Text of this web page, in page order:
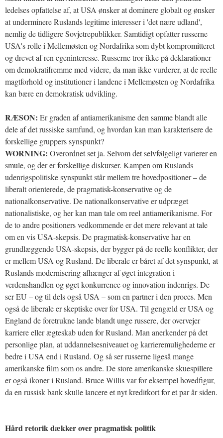
ledelses opfattelse af, at USA ønsker at dominere globalt og ønsker
at underminere Ruslands legitime interesser i 'det nære udland',
nemlig de tidligere Sovjetrepublikker. Samtidigt opfatter russerne
USA's rolle i Mellemøsten og Nordafrika som dybt kompromitteret
og drevet af ren egeninteresse. Russerne tror ikke på deklarationer
om demokratifremme med videre, da man ikke vurderer, at de reelle
magtforhold og institutioner i landene i Mellemøsten og Nordafrika
kan bære en demokratisk udvikling.
RÆSON: Er graden af antiamerikanisme den samme blandt alle
dele af det russiske samfund, og hvordan kan man karakterisere de
forskellige gruppers synspunkt?
WORNING: Overordnet set ja. Selvom det selvfølgeligt varierer en
smule, og der er forskellige diskurser. Kampen om Ruslands
udenrigspolitiske synspunkt står mellem tre hovedpositioner – de
liberalt orienterede, de pragmatisk-konservative og de
nationalkonservative. De nationalkonservative er udpræget
nationalistiske, og her kan man tale om reel antiamerikanisme. For
de to andre positioners vedkommende er det mere relevant at tale
om en vis USA-skepsis. De pragmatisk-konservative har en
grundlæggende USA-skepsis, der bygger på de reelle konflikter, der
er mellem USA og Rusland. De liberale er båret af det synspunkt, at
Ruslands modernisering afhænger af øget integration i
verdenshandlen og øget konkurrence og innovation indenrigs. De
ser EU – og til dels også USA – som en partner i den proces. Men
også de liberale er skeptiske over for USA. Til gengæld er USA og
England de foretrukne lande blandt unge russere, der overvejer
karriere eller ægteskab uden for Rusland. Man anerkender på det
personlige plan, at uddannelsesniveauet og karrieremulighederne er
bedre i USA end i Rusland. Og så ser russerne ligeså mange
amerikanske film som os andre. De store amerikanske skuespillere
er også ikoner i Rusland. Bruce Willis var for eksempel hovedfigur,
da en russisk bank skulle lancere et nyt kreditkort for et par år siden.
Hård retorik dækker over pragmatisk politik